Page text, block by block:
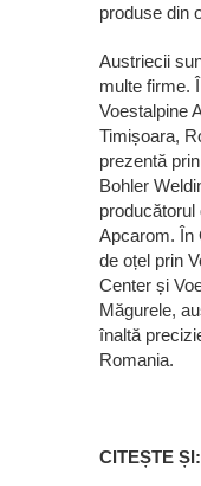
produse din
Austriecii
multe firme.
Voestalpine
Timișoara,
prezentă
Bohler
producătorul
Apcarom. În
de oțel prin
Center și
Măgurele,
înaltă
Romania.
CITEȘTE ȘI: